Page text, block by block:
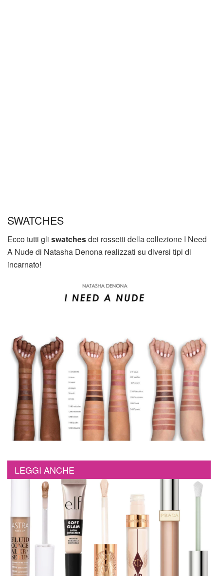
SWATCHES
Ecco tutti gli swatchesdei rossetti della collezione I Need
A Nude di Natasha Denona realizzati su diversi tipi di
incarnato!
LEGGI ANCHE